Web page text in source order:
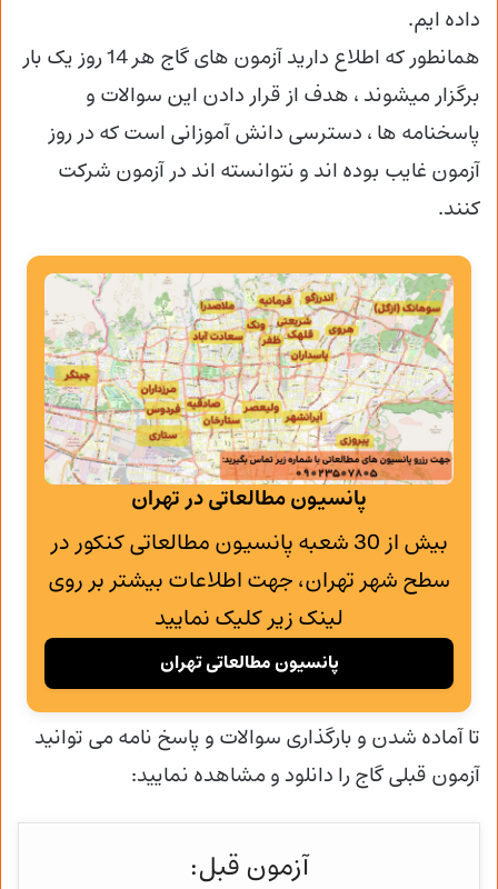
داده ایم.
همانطور که اطلاع دارید آزمون های گاج هر 14 روز یک بار
برگزار میشوند ، هدف از قرار دادن این سوالات و
پاسخنامه ها ، دسترسی دانش آموزانی است که در روز
آزمون غایب بوده اند و نتوانسته اند در آزمون شرکت
کنند.
پانسیون مطالعاتی در تهران
بیش از 30 شعبه پانسیون مطالعاتی کنکور در
سطح شهر تهران، جهت اطلاعات بیشتر بر روی
لینک زیر کلیک نمایید
پانسیون مطالعاتی تهران
تا آماده شدن و بارگذاری سوالات و پاسخ نامه می توانید
آزمون قبلی گاج را دانلود و مشاهده نمایید:
آزمون قبل: